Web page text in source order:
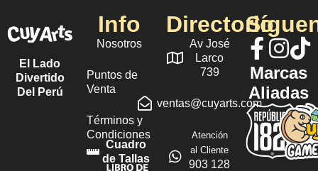
El Lado
Divertido
Del Perú
Info
Nosotros
Puntos de
Venta
Términos y
Condiciones
Cuadro
de Tallas
Directorio
Av José
Larco
739
ventas@cuyarts.com
Atención
al Cliente
903 128
Marcas
Aliadas